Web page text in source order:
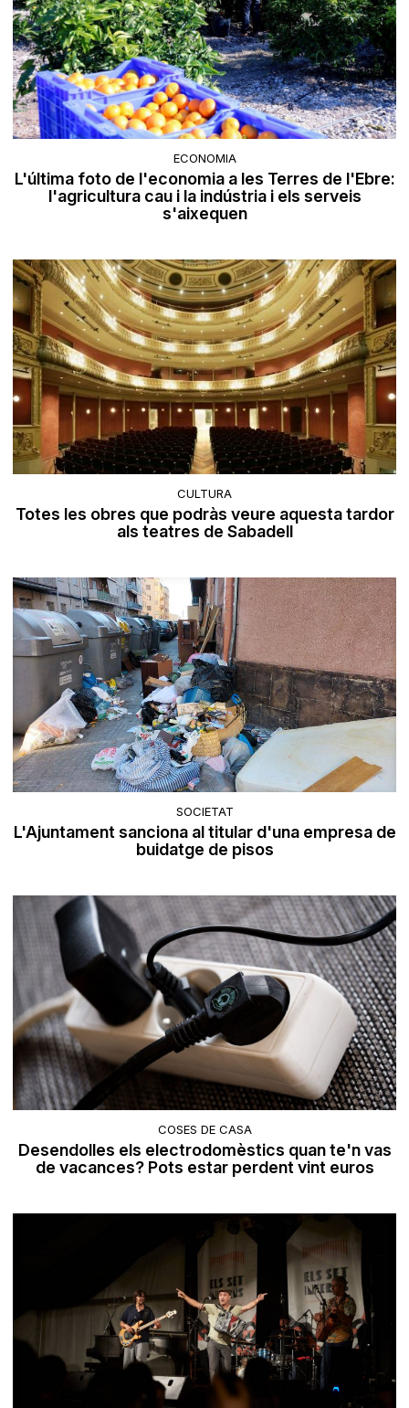
ECONOMIA
L'última foto de l'economia a les Terres de l'Ebre:
l'agricultura cau i la indústria i els serveis
s'aixequen
CULTURA
Totes les obres que podràs veure aquesta tardor
als teatres de Sabadell
SOCIETAT
L'Ajuntament sanciona al titular d'una empresa de
buidatge de pisos
COSES DE CASA
Desendolles els electrodomèstics quan te'n vas
de vacances? Pots estar perdent vint euros